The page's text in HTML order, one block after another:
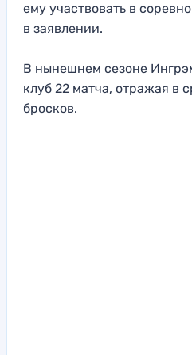
ему участвовать в
в заявлении.
В нынешнем сезоне
клуб 22 матча, отражая в
бросков.